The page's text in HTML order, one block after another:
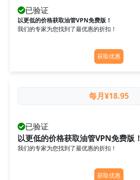
已验证
以更低的价格获取油管VPN免费版！
我们的专家为您找到了最优惠的折扣！
获取优惠
每月¥18.95
已验证
以更低的价格获取油管VPN免费版！
我们的专家为您找到了最优惠的折扣！
获取优惠